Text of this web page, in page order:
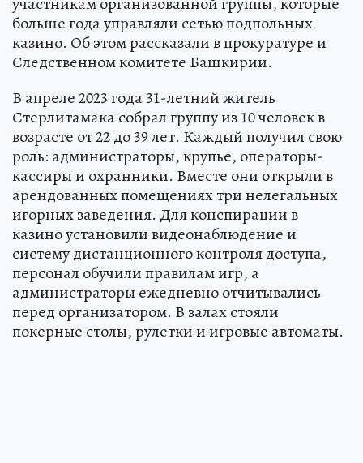
больше года управляли сетью подпольных
казино. Об этом рассказали в прокуратуре и
Следственном комитете Башкирии.
В апреле 2023 года 31-летний житель
Стерлитамака собрал группу из 10 человек в
возрасте от 22 до 39 лет. Каждый получил свою
роль: администраторы, крупье, операторы-
кассиры и охранники. Вместе они открыли в
арендованных помещениях три нелегальных
игорных заведения. Для конспирации в
казино установили видеонаблюдение и
систему дистанционного контроля доступа,
персонал обучили правилам игр, а
администраторы ежедневно отчитывались
перед организатором. В залах стояли
покерные столы, рулетки и игровые автоматы.